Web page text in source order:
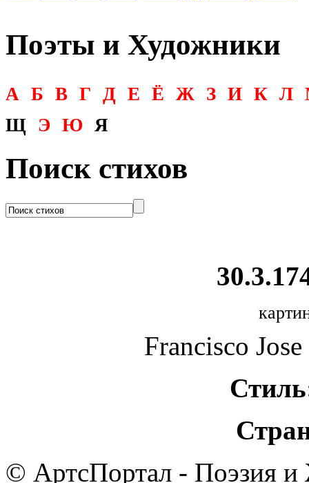
Поэты и Художники
А Б В Г Д Е Ё Ж З И К Л
Щ
Э Ю Я
Поиск стихов
Francisco
© АртсПортал - Поэзия